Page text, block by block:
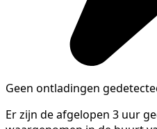
Geen ontladingen
Er zijn de afgelopen 3 uur